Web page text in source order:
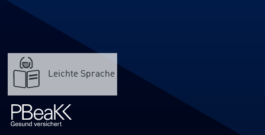
Leichte Sprache
Verweis
zur